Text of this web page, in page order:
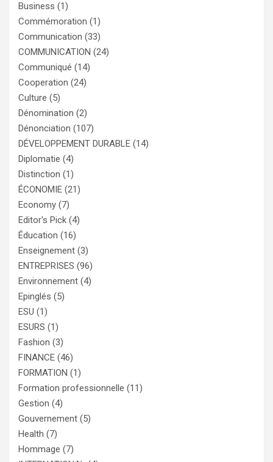
Business (1)
Commémoration (1)
Communication (33)
COMMUNICATION (24)
Communiqué (14)
Cooperation (24)
Culture (5)
Dénomination (2)
Dénonciation (107)
DÉVELOPPEMENT DURABLE (14)
Diplomatie (4)
Distinction (1)
ÉCONOMIE (21)
Economy (7)
Editor's Pick (4)
Éducation (16)
Enseignement (3)
ENTREPRISES (96)
Environnement (4)
Epinglés (5)
ESU (1)
ESURS (1)
Fashion (3)
FINANCE (46)
FORMATION (1)
Formation professionnelle (11)
Gestion (4)
Gouvernement (5)
Health (7)
Hommage (7)